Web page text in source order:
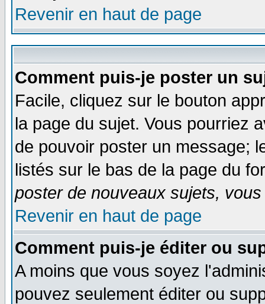
Revenir en haut de page
Comment puis-je poster un
Facile, cliquez sur le bouton
la page du sujet. Vous pourriez
de pouvoir poster un message;
listés sur le bas de la page du
poster de nouveaux sujets,
Revenir en haut de page
Comment puis-je éditer ou
A moins que vous soyez
pouvez seulement éditer ou